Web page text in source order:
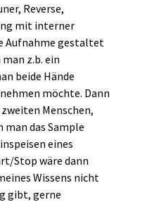
Reverse,
mit interner
Aufnahme gestaltet
z.b. ein
beide Hände
möchte. Dann
Menschen,
man das Sample
eines
Stop wäre dann
Wissens nicht
gibt, gerne